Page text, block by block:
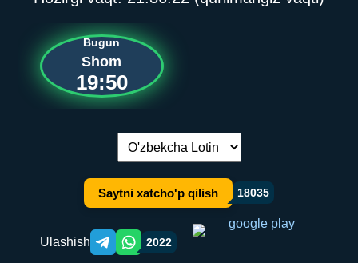
Bugun
Shom
19:50
Tilni almashtirish:
Saytni xatcho'p qilish 18035
Ulashish Telegram orqali ulashish
WhatsApp orqali ulashish
2022